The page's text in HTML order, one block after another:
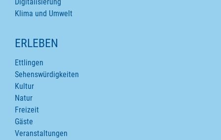
Klima und Umwelt
ERLEBEN
Ettlingen
Sehenswürdigkeiten
Kultur
Natur
Freizeit
Gäste
Veranstaltungen